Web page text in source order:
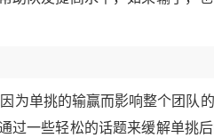
为单挑的输赢而影响整个团队
过一些轻松的话题来缓解单挑